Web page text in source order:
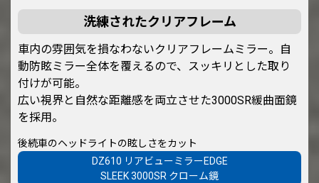
洗練されたクリアフレーム
車内の雰囲気を損なわないクリアフレームミラー。自
動防眩ミラー全体を覆えるので、スッキリとした取り
付けが可能。
広い視界と自然な距離感を両立させた3000SR緩曲面鏡
を採用。
後続車のヘッドライトの眩しさをカット
DZ610 リアビューミラーEDGE
SLEEK 3000SR クローム鏡